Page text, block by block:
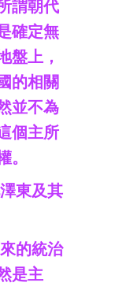
謂朝代
確定無
盤上，
的相關
並不為
個主所
。
東及其
的統治
是主